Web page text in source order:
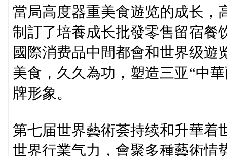
當局高度器重美食遊览的成长，
制訂了培養成长批發零售留宿餐
國際消费品中間都會和世界级
美食，久久為功，塑造三亚“中
牌形象。
第七届世界藝術荟持续和升華着
世界行業气力，會聚多種藝術情